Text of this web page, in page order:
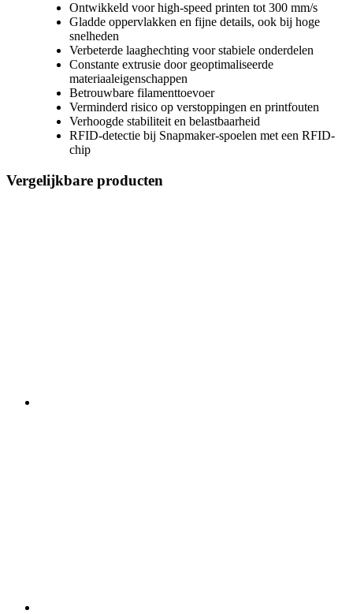
Ontwikkeld voor high-speed printen tot 300 mm/s
Gladde oppervlakken en fijne details, ook bij hoge
snelheden
Verbeterde laaghechting voor stabiele onderdelen
Constante extrusie door geoptimaliseerde
materiaaleigenschappen
Betrouwbare filamenttoevoer
Verminderd risico op verstoppingen en printfouten
Verhoogde stabiliteit en belastbaarheid
RFID-detectie bij Snapmaker-spoelen met een RFID-
chip
Vergelijkbare producten